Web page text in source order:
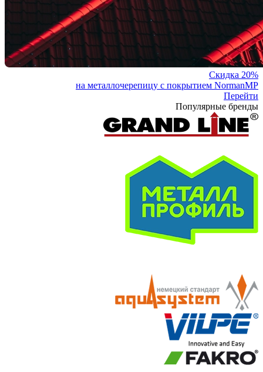
Скидка 20%
на металлочерепицу с покрытием NormanMP
Перейти
Популярные бренды